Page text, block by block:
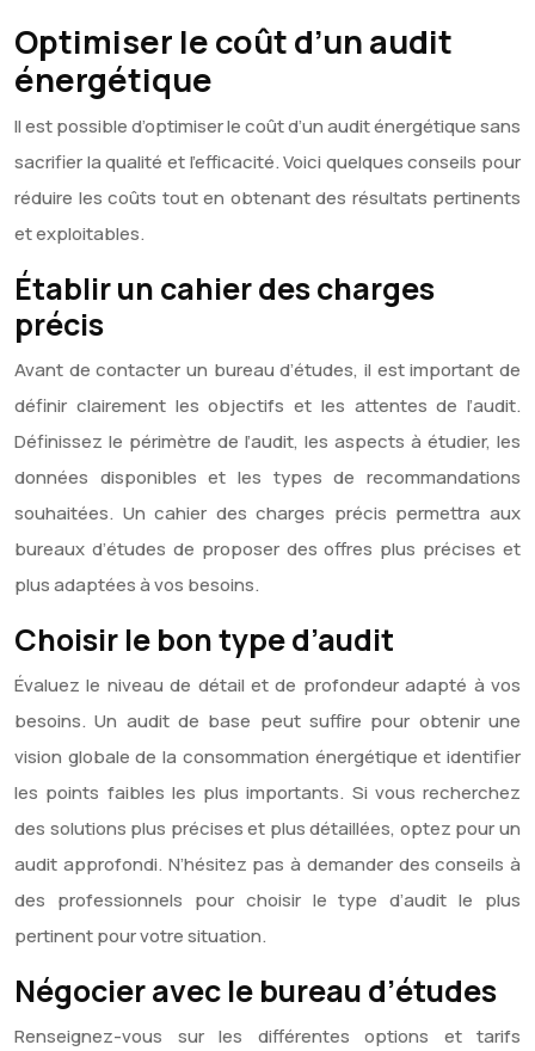
Optimiser le coût d’un audit
énergétique
Il est possible d’optimiser le coût d’un audit énergétique sans
sacrifier la qualité et l’efficacité. Voici quelques conseils pour
réduire les coûts tout en obtenant des résultats pertinents
et exploitables.
Établir un cahier des charges
précis
Avant de contacter un bureau d’études, il est important de
définir clairement les objectifs et les attentes de l’audit.
Définissez le périmètre de l’audit, les aspects à étudier, les
données disponibles et les types de recommandations
souhaitées. Un cahier des charges précis permettra aux
bureaux d’études de proposer des offres plus précises et
plus adaptées à vos besoins.
Choisir le bon type d’audit
Évaluez le niveau de détail et de profondeur adapté à vos
besoins. Un audit de base peut suffire pour obtenir une
vision globale de la consommation énergétique et identifier
les points faibles les plus importants. Si vous recherchez
des solutions plus précises et plus détaillées, optez pour un
audit approfondi. N’hésitez pas à demander des conseils à
des professionnels pour choisir le type d’audit le plus
pertinent pour votre situation.
Négocier avec le bureau d’études
Renseignez-vous sur les différentes options et tarifs